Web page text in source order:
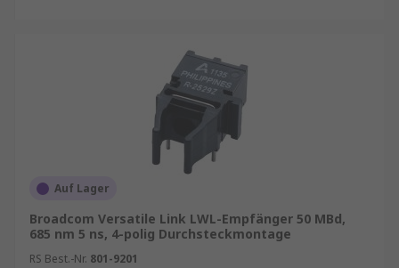
Auf Lager
Broadcom Versatile Link LWL-Empfänger 50 MBd,
685 nm 5 ns, 4-polig Durchsteckmontage
RS Best.-Nr. 801-9201